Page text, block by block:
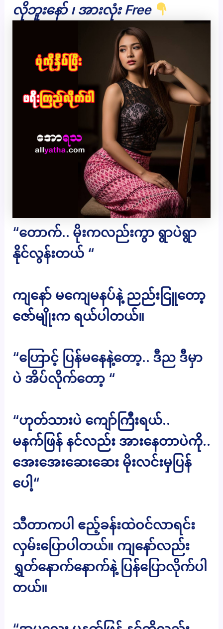
လိုဘူးနော် ၊ အားလုံး Free
“တောက်.. မိုးကလည်းကွာ ရွာပဲရွာ
နိုင်လွန်းတယ် “
ကျနော် မကျေမနပ်နဲ့ ညည်းငြူတော့
ဇော်မျိုးက ရယ်ပါတယ်။
“ဟြောင့် ပြန်မနေနဲ့တော့.. ဒီည ဒီမှာ
ပဲ အိပ်လိုက်တော့ “
“ဟုတ်သားပဲ ကျော်ကြီးရယ်..
မနက်ဖြန် နင်လည်း အားနေတာပဲကို..
အေးအေးဆေးဆေး မိုးလင်းမှပြန်
ပေါ့“
သီတာကပါ ဧည့်ခန်းထဲဝင်လာရင်း
လှမ်းပြောပါတယ်။ ကျနော်လည်း
ရွှတ်နောက်နောက်နဲ့ ပြန်ပြောလိုက်ပါ
တယ်။